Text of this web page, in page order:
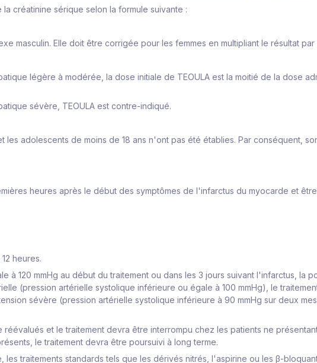
créatinine sérique selon la formule suivante :
masculin. Elle doit être corrigée pour les femmes en multipliant le résultat par
légère à modérée, la dose initiale de TEOULA est la moitié de la dose
sévère, TEOULA est contre-indiqué.
adolescents de moins de 18 ans n'ont pas été établies. Par conséquent,
heures après le début des symptômes de l'infarctus du myocarde et
heures.
à 120 mmHg au début du traitement ou dans les 3 jours suivant l'infarctus, la
(pression artérielle systolique inférieure ou égale à 100 mmHg), le
sévère (pression artérielle systolique inférieure à 90 mmHg sur deux
et le traitement devra être interrompu chez les patients ne
le traitement devra être poursuivi à long terme.
traitements standards tels que les dérivés nitrés, l'aspirine ou les β-